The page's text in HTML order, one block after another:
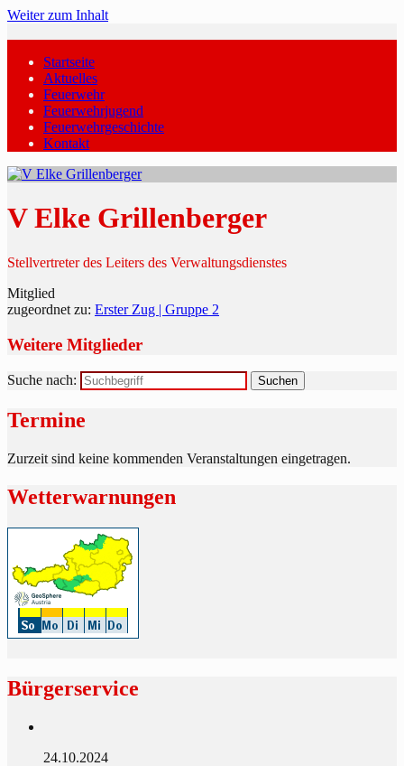
Weiter zum Inhalt
Startseite
Aktuelles
Feuerwehr
Feuerwehrjugend
Feuerwehrgeschichte
Kontakt
V Elke Grillenberger
Stellvertreter des Leiters des Verwaltungsdienstes
Mitglied
zugeordnet zu: Erster Zug | Gruppe 2
Weitere Mitglieder
Suche nach:
Termine
Zurzeit sind keine kommenden Veranstaltungen eingetragen.
Wetterwarnungen
Bürgerservice
24.10.2024